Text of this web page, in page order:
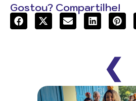
Gostou? Compartilhe!
❮